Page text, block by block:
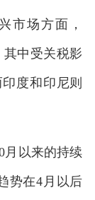
市场方面，
其中受关税影
度和印尼则
月以来的持续
势在4月以后